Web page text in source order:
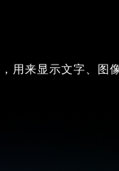
用来显示文字、图